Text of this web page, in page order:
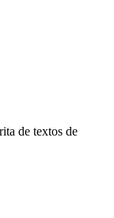
de textos de